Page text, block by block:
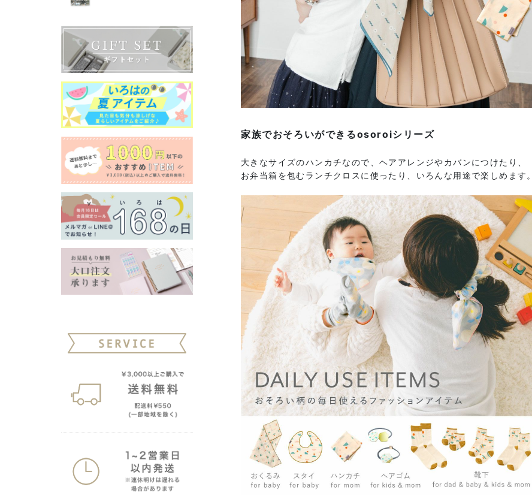
家族でおそろいができるosoroiシリーズ
大きなサイズのハンカチなので、ヘアアレンジやカバンにつけたり、
お弁当箱を包むランチクロスに使ったり、いろんな用途で楽しめます。